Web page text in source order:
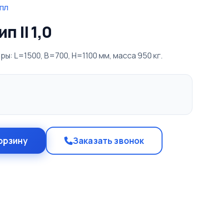
II 1,0
L=1500, B=700, H=1100 мм, масса 950 кг.
Заказать звонок